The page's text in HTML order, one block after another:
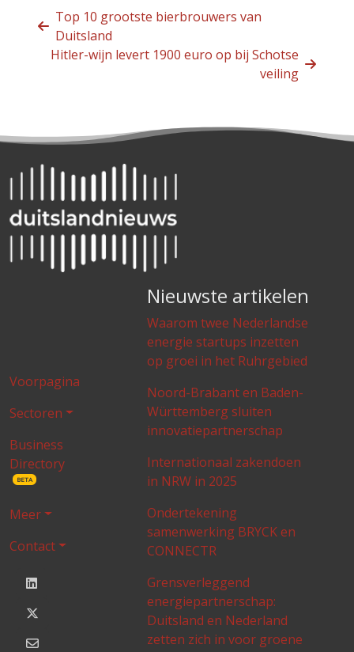
Top 10 grootste bierbrouwers van
Duitsland
Hitler-wijn levert 1900 euro op bij Schotse
veiling
Voorpagina
Sectoren
Business
Directory
BETA
Meer
Contact
Nieuwste artikelen
Waarom twee Nederlandse
energie startups inzetten
op groei in het Ruhrgebied
Noord-Brabant en Baden-
Württemberg sluiten
innovatiepartnerschap
Internationaal zakendoen
in NRW in 2025
Ondertekening
samenwerking BRYCK en
CONNECTR
Grensverleggend
energiepartnerschap:
Duitsland en Nederland
zetten zich in voor groene